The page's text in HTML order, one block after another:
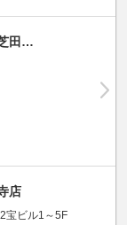
田…
店
宝ビル1～5F